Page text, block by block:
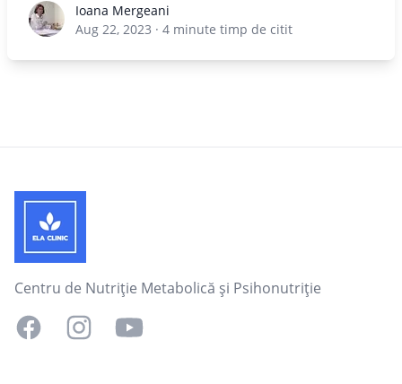
Ioana Mergeani
Ioana Mergeani
Aug 22, 2023 · 4 minute timp de citit
Centru de Nutriție Metabolică și Psihonutriție
FacebookInstagram